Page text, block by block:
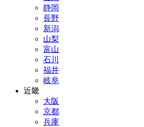
静岡
長野
新潟
山梨
富山
石川
福井
岐阜
近畿
大阪
京都
兵庫